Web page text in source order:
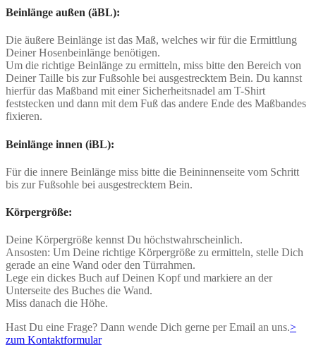
Beinlänge außen (äBL):
Die äußere Beinlänge ist das Maß, welches wir für die Ermittlung
Deiner Hosenbeinlänge benötigen.
Um die richtige Beinlänge zu ermitteln, miss bitte den Bereich von
Deiner Taille bis zur Fußsohle bei ausgestrecktem Bein. Du kannst
hierfür das Maßband mit einer Sicherheitsnadel am T-Shirt
feststecken und dann mit dem Fuß das andere Ende des Maßbandes
fixieren.
Beinlänge innen (iBL):
Für die innere Beinlänge miss bitte die Beininnenseite vom Schritt
bis zur Fußsohle bei ausgestrecktem Bein.
Körpergröße:
Deine Körpergröße kennst Du höchstwahrscheinlich.
Ansosten: Um Deine richtige Körpergröße zu ermitteln, stelle Dich
gerade an eine Wand oder den Türrahmen.
Lege ein dickes Buch auf Deinen Kopf und markiere an der
Unterseite des Buches die Wand.
Miss danach die Höhe.
Hast Du eine Frage? Dann wende Dich gerne per Email an uns.>
zum Kontaktformular